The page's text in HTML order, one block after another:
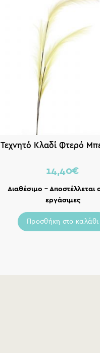
Τεχνητό Κλαδί Φτερό
14,40€
Διαθέσιμο – Αποστέλλεται
εργάσιμες
Προσθήκη στο καλάθι